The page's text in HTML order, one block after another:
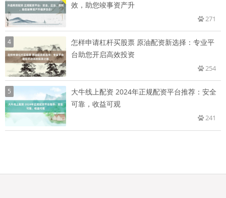
效，助您竣事资产升
271
4
怎样申请杠杆买股票 原油配资新选择：专业平
台助您开启高效投资
254
5
大牛线上配资 2024年正规配资平台推荐：安全
可靠，收益可观
241